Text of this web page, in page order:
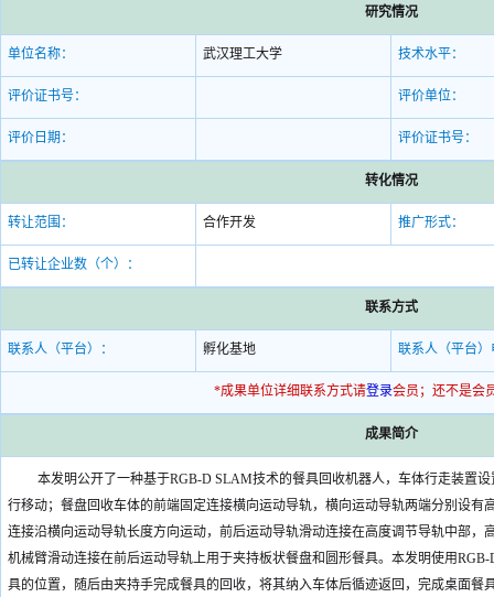
研究情况
单位名称： 武汉理工大学 技术水平：
评价证书号： 评价单位：
评价日期： 评价证书号：
转化情况
转让范围： 合作开发 推广形式：
已转让企业数（个）：
联系方式
联系人（平台）： 孵化基地 联系人（平台）
*成果单位详细联系方式请登录会员；还不是会
成果简介
本发明公开了一种基于RGB‑D SLAM技术的餐具回收机器人，车体行走装置
行移动；餐盘回收车体的前端固定连接横向运动导轨，横向运动导轨两端分别设有
连接沿横向运动导轨长度方向运动，前后运动导轨滑动连接在高度调节导轨中部，
机械臂滑动连接在前后运动导轨上用于夹持板状餐盘和圆形餐具。本发明使用
具的位置，随后由夹持手完成餐具的回收，将其纳入车体后循迹返回，完成桌面餐